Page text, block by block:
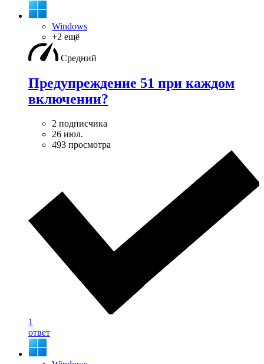
Windows
+2 ещё
Средний
Предупреждение 51 при каждом
включении?
2 подписчика
26 июл.
493 просмотра
1
ответ